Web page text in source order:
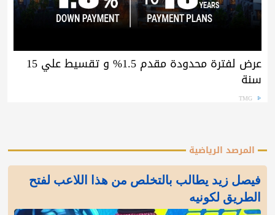
عرض لفترة محدودة مقدم 1.5% و تقسيط علي 15
سنة
TMG
المرصد الرياضية
فيصل زيد يطالب بالتخلص من هذا اللاعب لفتح
الطريق لكونيه